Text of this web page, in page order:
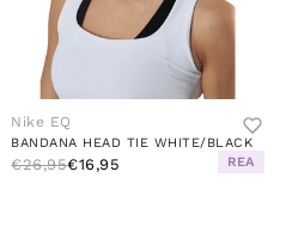
Nike EQ
BANDANA HEAD TIE WHITE/BLACK
€26,95€16,95 REA